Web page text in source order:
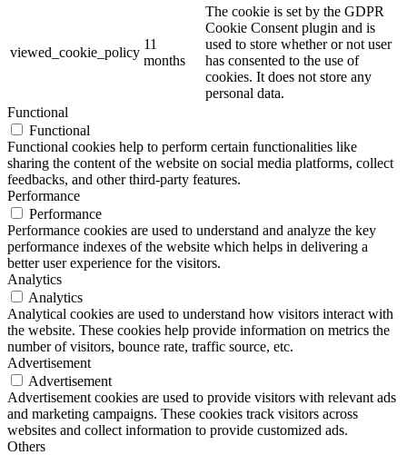
viewed_cookie_policy
11
months
The cookie is set by the GDPR
Cookie Consent plugin and is
used to store whether or not user
has consented to the use of
cookies. It does not store any
personal data.
Functional
Functional
Functional cookies help to perform certain functionalities like
sharing the content of the website on social media platforms, collect
feedbacks, and other third-party features.
Performance
Performance
Performance cookies are used to understand and analyze the key
performance indexes of the website which helps in delivering a
better user experience for the visitors.
Analytics
Analytics
Analytical cookies are used to understand how visitors interact with
the website. These cookies help provide information on metrics the
number of visitors, bounce rate, traffic source, etc.
Advertisement
Advertisement
Advertisement cookies are used to provide visitors with relevant ads
and marketing campaigns. These cookies track visitors across
websites and collect information to provide customized ads.
Others